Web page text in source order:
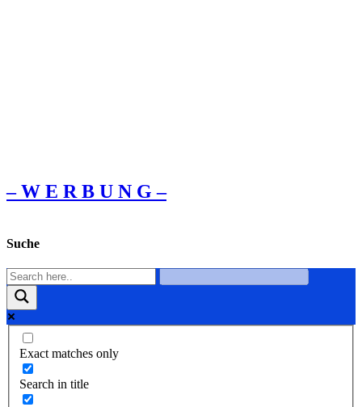
– W Ε R Β U Ν G –
Suche
Exact matches only
Search in title